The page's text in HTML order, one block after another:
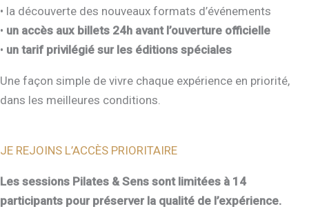
• la découverte des nouveaux formats d’événements
• un accès aux billets 24h avant l’ouverture officielle
• un tarif privilégié sur les éditions spéciales
Une façon simple de vivre chaque expérience en priorité,
dans les meilleures conditions.
JE REJOINS L’ACCÈS PRIORITAIRE
Les sessions Pilates & Sens sont limitées à 14
participants pour préserver la qualité de l’expérience.